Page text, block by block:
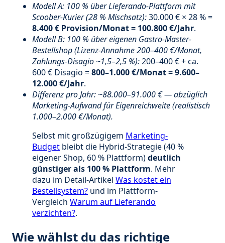
Modell A: 100 % über Lieferando-Plattform mit
Scoober-Kurier (28 % Mischsatz):30.000 € × 28 % =
8.400 € Provision/Monat = 100.800 €/Jahr.
Modell B: 100 % über eigenen Gastro-Master-
Bestellshop (Lizenz-Annahme 200–400 €/Monat,
Zahlungs-Disagio ~1,5–2,5 %):200–400 € + ca.
600 € Disagio =800–1.000 €/Monat = 9.600–
12.000 €/Jahr.
Differenz pro Jahr: ~88.000–91.000 € — abzüglich
Marketing-Aufwand für Eigenreichweite (realistisch
1.000–2.000 €/Monat).
Selbst mit großzügigem Marketing-
Budget bleibt die Hybrid-Strategie (40 %
eigener Shop, 60 % Plattform)deutlich
günstiger als 100 % Plattform. Mehr
dazu im Detail-Artikel Was kostet ein
Bestellsystem? und im Plattform-
Vergleich Warum auf Lieferando
verzichten?.
Wie wählst du das richtige